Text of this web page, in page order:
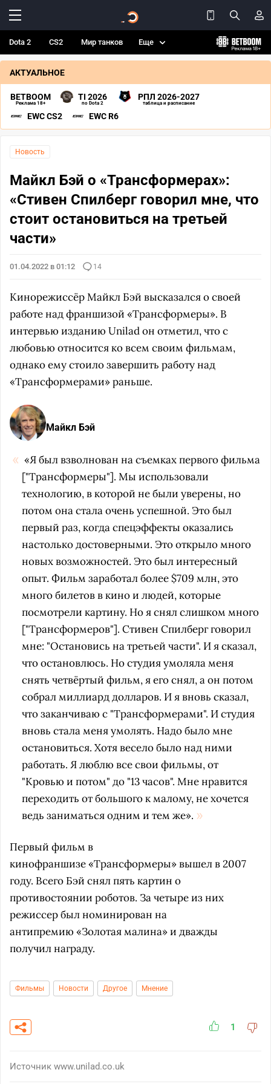
Dota 2 CS2 Мир танков Еще
АКТУАЛЬНОЕ
BETBOOM
Реклама 18+
TI 2026
по Dota 2
РПЛ 2026-2027
таблица и расписание
EWC CS2 EWC R6
Новость
Майкл Бэй о «Трансформерах»:
«Стивен Спилберг говорил мне, что
стоит остановиться на третьей
части»
01.04.2022 в 01:12 14
Кинорежиссёр Майкл Бэй высказался о своей
работе над франшизой «Трансформеры». В
интервью изданию Unilad он отметил, что с
любовью относится ко всем своим фильмам,
однако ему стоило завершить работу над
«Трансформерами» раньше.
Майкл Бэй
«Я был взволнован на съемках первого фильма
["Трансформеры"]. Мы использовали
технологию, в которой не были уверены, но
потом она стала очень успешной. Это был
первый раз, когда спецэффекты оказались
настолько достоверными. Это открыло много
новых возможностей. Это был интересный
опыт. Фильм заработал более $709 млн, это
много билетов в кино и людей, которые
посмотрели картину. Но я снял слишком много
["Трансформеров"]. Стивен Спилберг говорил
мне: "Остановись на третьей части". И я сказал,
что остановлюсь. Но студия умоляла меня
снять четвёртый фильм, я его снял, а он потом
собрал миллиард долларов. И я вновь сказал,
что заканчиваю с "Трансформерами". И студия
вновь стала меня умолять. Надо было мне
остановиться. Хотя весело было над ними
работать. Я люблю все свои фильмы, от
"Кровью и потом" до "13 часов". Мне нравится
переходить от большого к малому, не хочется
ведь заниматься одним и тем же».
Первый фильм в
кинофраншизе «Трансформеры» вышел в 2007
году. Всего Бэй снял пять картин о
противостоянии роботов. За четыре из них
режиссер был номинирован на
антипремию «Золотая малина» и дважды
получил награду.
Фильмы Новости Другое Мнение
1
Источник www.unilad.co.uk